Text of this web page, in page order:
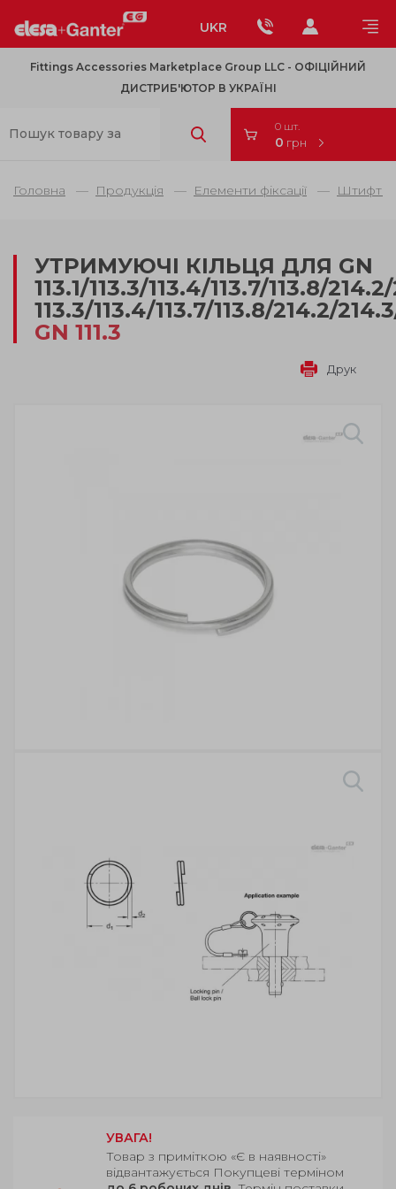
UKR
Fittings Accessories Marketplace Group LLC - OФІЦІЙНИЙ
ДИСТРИБ'ЮТОР В УКРАЇНІ
0 шт.
0 грн
Головна Продукція Елементи фіксації Штифти
УТРИМУЮЧІ КІЛЬЦЯ ДЛЯ GN
113.1/113.3/113.4/113.7/113.8/
113.3/113.4/113.7/113.8/214.2/
GN 111.3
Друк
УВАГА!
Товар з приміткою «Є в наявності»
відвантажується Покупцеві терміном